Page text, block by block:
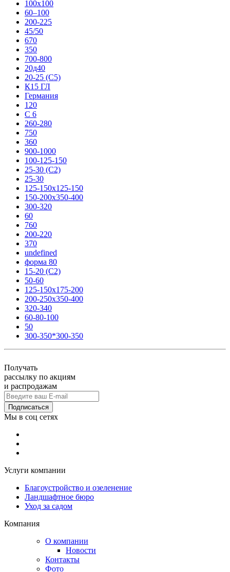
100х100
60–100
200-225
45/50
670
350
700-800
20д40
20-25 (С5)
К15 ГЛ
Германия
120
C 6
260-280
750
360
900-1000
100-125-150
25-30 (С2)
25-30
125-150х125-150
150-200х350-400
300-320
60
760
200-220
370
undefined
форма 80
15-20 (С2)
50-60
125-150х175-200
200-250х350-400
320-340
60-80-100
50
300-350*300-350
Получать
рассылку по акциям
и распродажам
Подписаться
Мы в соц сетях
Услуги компании
Благоустройство и озеленение
Ландшафтное бюро
Уход за садом
Компания
О компании
Новости
Контакты
Фото